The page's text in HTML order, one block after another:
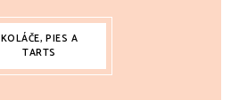
KOLÁČE, PIES A
TARTS